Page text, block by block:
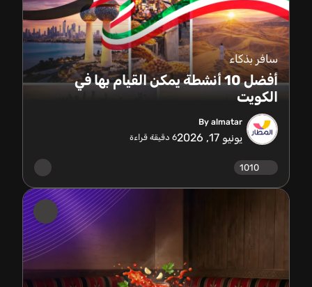
سافر بذكاء
أفضل 10 أنشطة يمكن القيام بها في
الكويت
By almatar
يونيو 17, 2026 6 دقيقة قراءة
1010